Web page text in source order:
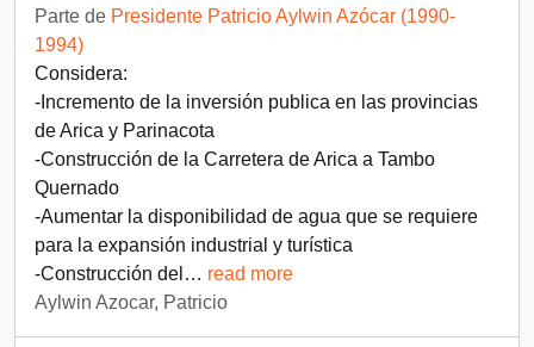
Parte de Presidente Patricio Aylwin Azócar (1990-
1994)
Considera:
-Incremento de la inversión publica en las provincias
de Arica y Parinacota
-Construcción de la Carretera de Arica a Tambo
Quernado
-Aumentar la disponibilidad de agua que se requiere
para la expansión industrial y turística
-Construcción del … read more
Aylwin Azocar, Patricio